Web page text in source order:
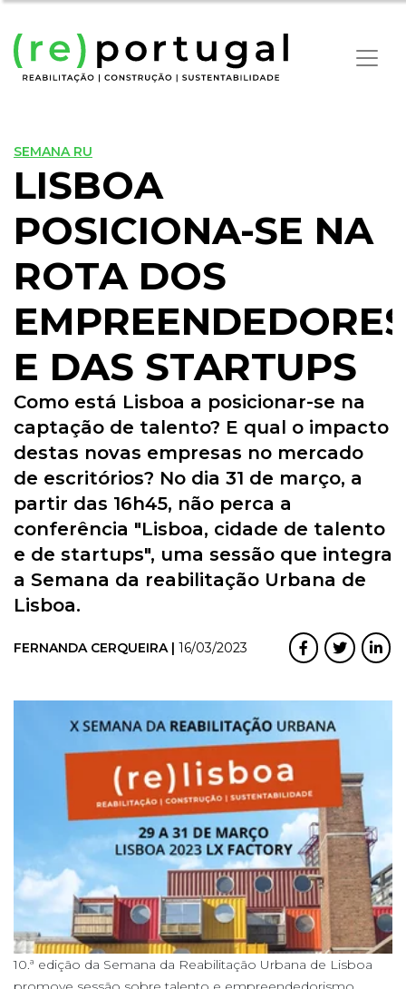
SEMANA RU
LISBOA
POSICIONA-SE NA
ROTA DOS
E DAS STARTUPS
Como está Lisboa a posicionar-se na
captação de talento? E qual o impacto
destas novas empresas no mercado
de escritórios? No dia 31 de março, a
partir das 16h45, não perca a
conferência "Lisboa, cidade de talento
e de startups", uma sessão que integra
a Semana da reabilitação Urbana de
Lisboa.
FERNANDA CERQUEIRA | 16/03/2023
10.ª edição da Semana da Reabilitação Urbana de Lisboa